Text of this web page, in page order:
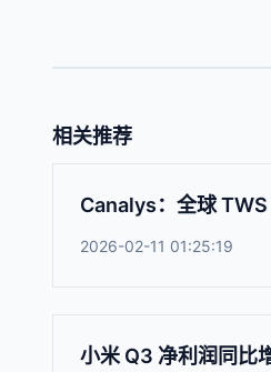
相关推荐
Canalys：全球
2026-02-11 01:25:19
小米 Q3 净利润同比